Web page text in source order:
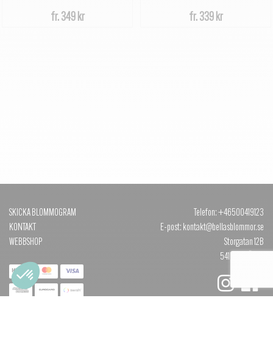
fr.349 kr fr.339 kr
SKICKA BLOMMOGRAM
KONTAKT
WEBBSHOP
Telefon: +46500419123
E-post: kontakt@bellasblommor.se
Storgatan 12B
541 30 SKÖVDE